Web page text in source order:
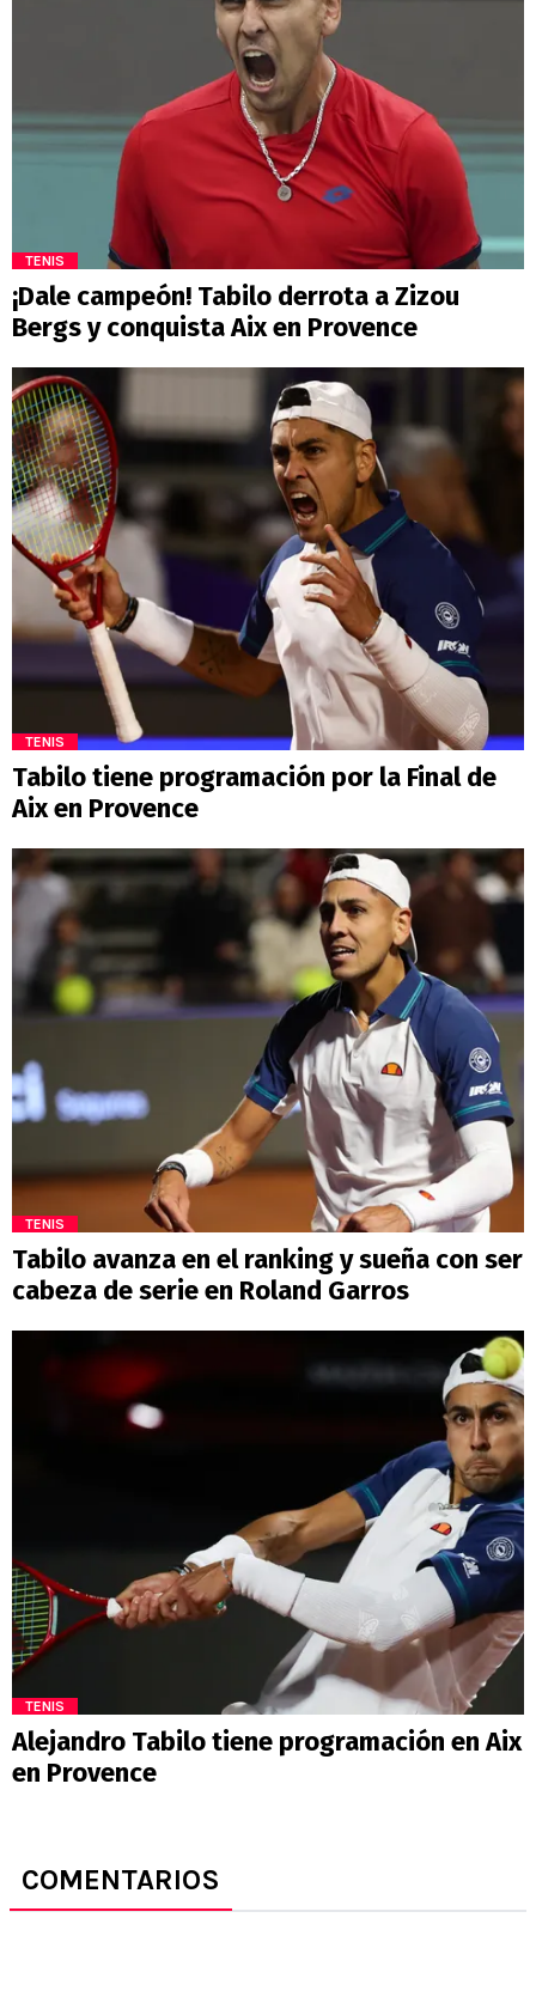
TENIS
¡Dale campeón! Tabilo derrota a Zizou
Bergs y conquista Aix en Provence
TENIS
Tabilo tiene programación por la Final de
Aix en Provence
TENIS
Tabilo avanza en el ranking y sueña con ser
cabeza de serie en Roland Garros
TENIS
Alejandro Tabilo tiene programación en Aix
en Provence
COMENTARIOS